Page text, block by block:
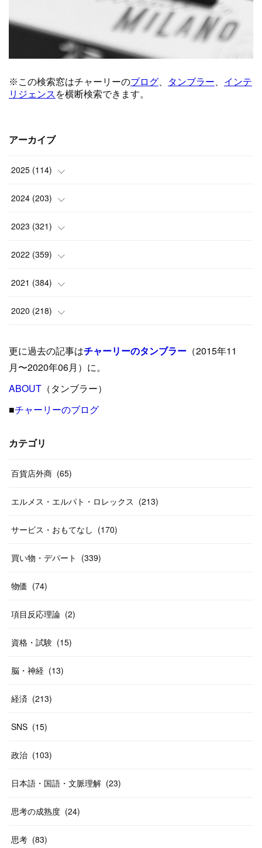
アーカイブ
2025 (114)
(1)
(8)
(6)
(9 )
( 5 )
( 15
(24)
(8 )
(17
(12)
2024 (203)
(24)
(10)
(18)
(17)
)
(12)
19)
(13
(14)
2023 (321)
(25)
(17)
(35)
(33 )
(26)
27)
(29
(24)
(26
2022 (359)
(42)
(37)
(31)
(31)
31
(26
(20)
(14
(46
2021 (384)
(9)
(39)
( 23)
40
(55
(38)
(20
(31
58)
10
2020 (218)
(24)
( 42)
(33
(46)
(20
更に過去の記事はチャーリーのタンブラー （2015年11
月〜2020年06月）に。
ABOUT （タンブラー）
■チャーリーのブログ
カテゴリ
百貨店外商 (65)
エルメス・エルパト・ロレックス (213)
サービス・おもてなし (170)
買い物・デパート (339)
物価 (74)
項目反応理論 (2)
資格・試験 (15)
脳・神経 (13)
経済 (213)
SNS (15)
政治 (103)
日本語・国語・文脈理解 (23)
思考の成熟度 (24)
思考 (83)